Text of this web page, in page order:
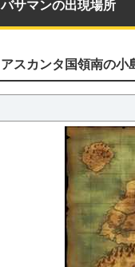
バサマンの出現場所
アスカンタ国領南の小